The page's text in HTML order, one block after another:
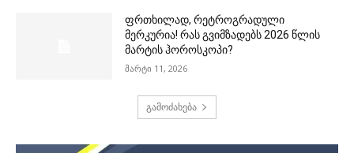
ფრთხილად, რეტროგრადული
მერკურია! რას გვიმზადებს 2026 წლის
მარტის ჰოროსკოპი?
მარტი 11, 2026
გამოძახება